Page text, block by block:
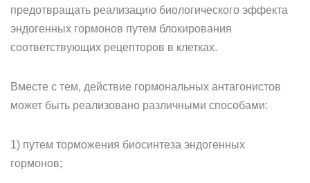
предотвращать реализацию биологического эффекта
эндогенных гормонов путем блокирования
соответствующих рецепторов в клетках.
Вместе с тем, действие гормональных антагонистов
может быть реализовано различными способами:
1) путем торможения биосинтеза эндогенных
гормонов;